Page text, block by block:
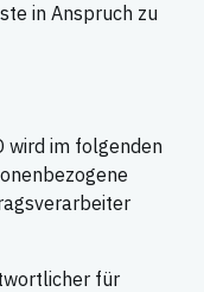
in Anspruch zu
wird im folgenden
für